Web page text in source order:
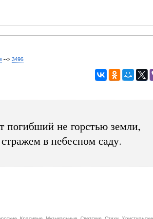
--> 3496
погибший не горстью земли,
в небесном саду.